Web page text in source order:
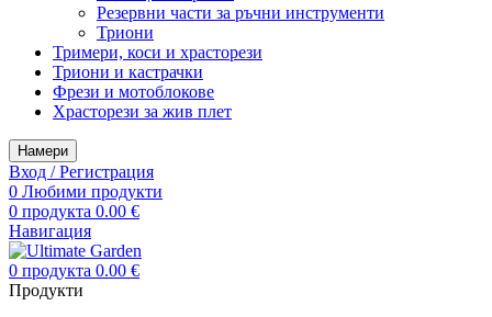
Резервни части за ръчни инструменти
Триони
Тримери, коси и храсторези
Триони и кастрачки
Фрези и мотоблокове
Храсторези за жив плет
Намери
Вход / Регистрация
0 Любими продукти
0 продукта 0.00 €
Навигация
0 продукта 0.00 €
Продукти